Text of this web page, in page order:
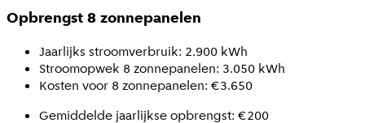
Opbrengst 8 zonnepanelen
Jaarlijks stroomverbruik: 2.900 kWh
Stroomopwek 8 zonnepanelen: 3.050 kWh
Kosten voor 8 zonnepanelen: €3.650
Gemiddelde jaarlijkse opbrengst: €200